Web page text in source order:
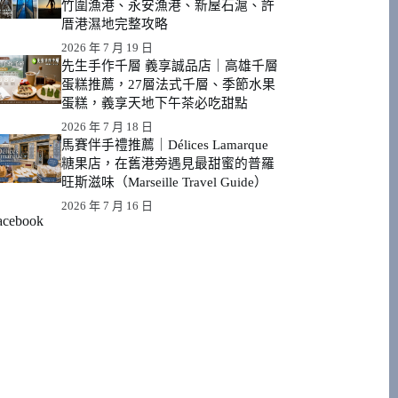
竹圍漁港、永安漁港、新屋石滬、許
厝港濕地完整攻略
2026 年 7 月 19 日
先生手作千層 義享誠品店｜高雄千層
蛋糕推薦，27層法式千層、季節水果
蛋糕，義享天地下午茶必吃甜點
2026 年 7 月 18 日
馬賽伴手禮推薦｜Délices Lamarque
糖果店，在舊港旁遇見最甜蜜的普羅
旺斯滋味（Marseille Travel Guide）
2026 年 7 月 16 日